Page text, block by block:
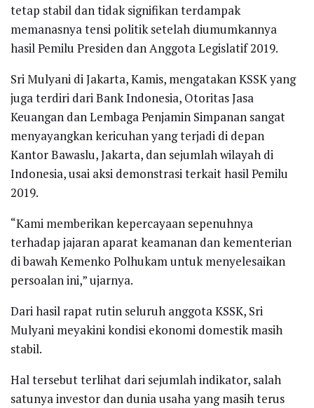
tetap stabil dan tidak signifikan terdampak
memanasnya tensi politik setelah diumumkannya
hasil Pemilu Presiden dan Anggota Legislatif 2019.
Sri Mulyani di Jakarta, Kamis, mengatakan KSSK yang
juga terdiri dari Bank Indonesia, Otoritas Jasa
Keuangan dan Lembaga Penjamin Simpanan sangat
menyayangkan kericuhan yang terjadi di depan
Kantor Bawaslu, Jakarta, dan sejumlah wilayah di
Indonesia, usai aksi demonstrasi terkait hasil Pemilu
2019.
“Kami memberikan kepercayaan sepenuhnya
terhadap jajaran aparat keamanan dan kementerian
di bawah Kemenko Polhukam untuk menyelesaikan
persoalan ini,” ujarnya.
Dari hasil rapat rutin seluruh anggota KSSK, Sri
Mulyani meyakini kondisi ekonomi domestik masih
stabil.
Hal tersebut terlihat dari sejumlah indikator, salah
satunya investor dan dunia usaha yang masih terus